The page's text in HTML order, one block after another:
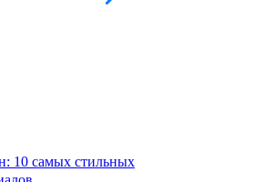
10 самых стильных